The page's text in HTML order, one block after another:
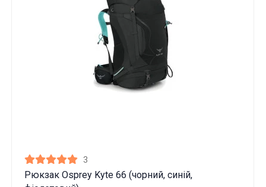
3
Рюкзак Osprey Kyte 66 (чорний, синій,